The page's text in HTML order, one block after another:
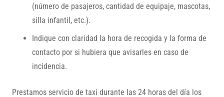
(número de pasajeros, cantidad de equipaje, mascotas,
silla infantil, etc.).
Indique con claridad la hora de recogida y la forma de
contacto por si hubiera que avisarles en caso de
incidencia.
Prestamos servicio de taxi durante las 24 horas del día los